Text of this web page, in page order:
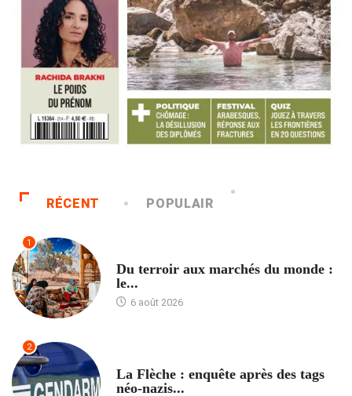
RÉCENT POPULAIR
1
Du terroir aux marchés du monde :
le...
6 août 2026
2
La Flèche : enquête après des tags
néo-nazis...